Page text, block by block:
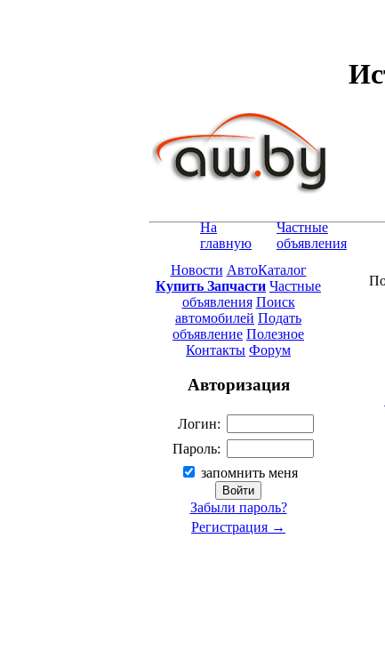
На
главную
Частные
объявления
Новости АвтоКаталог
Купить Запчасти Частные
объявления Поиск
автомобилей Подать
объявление Полезное
Контакты Форум
Авторизация
Логин:
Пароль:
запомнить меня
Забыли пароль?
Регистрация →